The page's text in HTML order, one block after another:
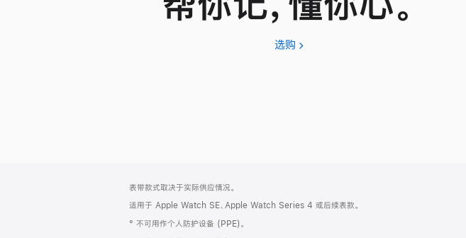
选购 Apple
页
页
脚
注
表带款式取决于实际供应情况。
适用于 Apple Watch SE、Apple Watch Series 4 或后续表款。
° 不可用作个人防护设备 (PPE)。